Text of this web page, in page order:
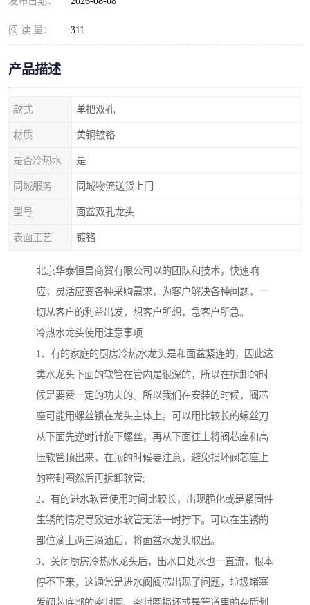
阅 读 量： 311
产品描述
款式 单把双孔
材质 黄铜镀铬
是否冷热水 是
同城服务 同城物流送货上门
型号 面盆双孔龙头
表面工艺 镀铬
北京华泰恒昌商贸有限公司以的团队和技术，快速响
应，灵活应变各种采购需求，为客户解决各种问题，一
切从客户的利益出发，想客户所想，急客户所急。
冷热水龙头使用注意事项
1、有的家庭的厨房冷热水龙头是和面盆紧连的，因此这
类水龙头下面的软管在管内是很深的，所以在拆卸的时
候是要费一定的功夫的。所以我们在安装的时候，阀芯
座可能用螺丝锁在龙头主体上。可以用比较长的螺丝刀
从下面先逆时针旋下螺丝，再从下面往上将阀芯座和高
压软管顶出来，在顶的时候要注意，避免损坏阀芯座上
的密封圈然后再拆卸软管;
2、有的进水软管使用时间比较长，出现脆化或是紧固件
生锈的情况导致进水软管无法一时拧下。可以在生锈的
部位滴上两三滴油后，将面盆水龙头取出。
3、关闭厨房冷热水龙头后，出水口处水也一直流，根本
停不下来，这通常是进水阀阀芯出现了问题，垃圾堵塞